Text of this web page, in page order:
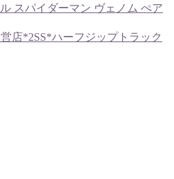
スパイダーマン ヴェノム ぺア
店*2SS*ハーフジップトラック